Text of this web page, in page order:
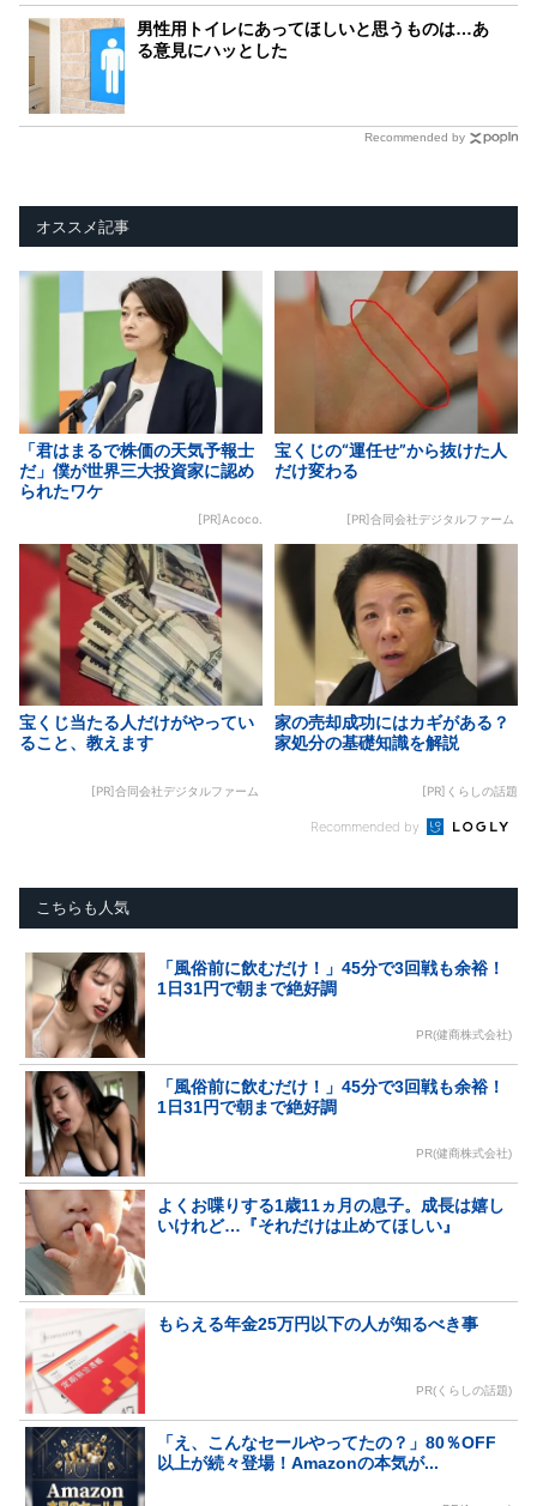
男性用トイレにあってほしいと思うものは…あ
る意見にハッとした
Recommended by
オススメ記事
「君はまるで株価の天気予報士
だ」僕が世界三大投資家に認め
られたワケ
[PR]Acoco.
宝くじの“運任せ”から抜けた人
だけ変わる
[PR]合同会社デジタルファーム
宝くじ当たる人だけがやってい
ること、教えます
[PR]合同会社デジタルファーム
家の売却成功にはカギがある？
家処分の基礎知識を解説
[PR]くらしの話題
Recommended by
こちらも人気
「風俗前に飲むだけ！」45分で3回戦も余裕！
1日31円で朝まで絶好調
PR(健商株式会社)
「風俗前に飲むだけ！」45分で3回戦も余裕！
1日31円で朝まで絶好調
PR(健商株式会社)
よくお喋りする1歳11ヵ月の息子。成長は嬉し
いけれど…『それだけは止めてほしい』
もらえる年金25万円以下の人が知るべき事
PR(くらしの話題)
「え、こんなセールやってたの？」80％OFF
以上が続々登場！Amazonの本気が...